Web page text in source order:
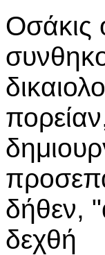
Οσάκις
δήθεν,
δεχθή